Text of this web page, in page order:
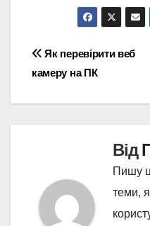
Навігація
записів
Як перевірити веб
камеру на ПК
Від
Пишу
теми,